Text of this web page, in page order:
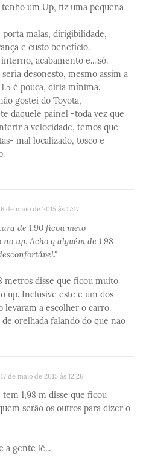
tenho um Up, fiz uma pequena
porta malas, dirigibilidade,
e custo benefício.
acabamento e....só.
desonesto, mesmo assim a
é pouca, diria mínima.
gostei do Toyota,
daquele painel -toda vez que
a velocidade, temos que
mal localizado, tosco e
de maio de 2015 às 17:17
de 1,90 ficou meio
up. Acho q alguém de 1,98
metros disse que ficou muito
up. Inclusive este e um dos
levaram a escolher o carro.
de orelhada falando do que nao
17 de maio de 2015 às 12:26
tem 1,98 m disse que ficou
serão os outros para dizer o
a gente lê...